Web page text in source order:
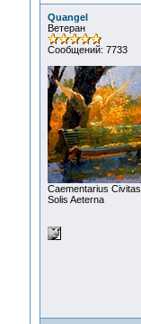
Quangel
Ветеран
Сообщений: 7733
Сaementarius Civitas
Solis Aeterna